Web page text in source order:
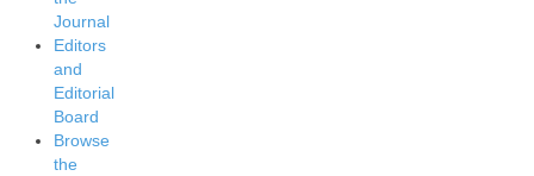
Journal
Editors
and
Editorial
Board
Browse
the